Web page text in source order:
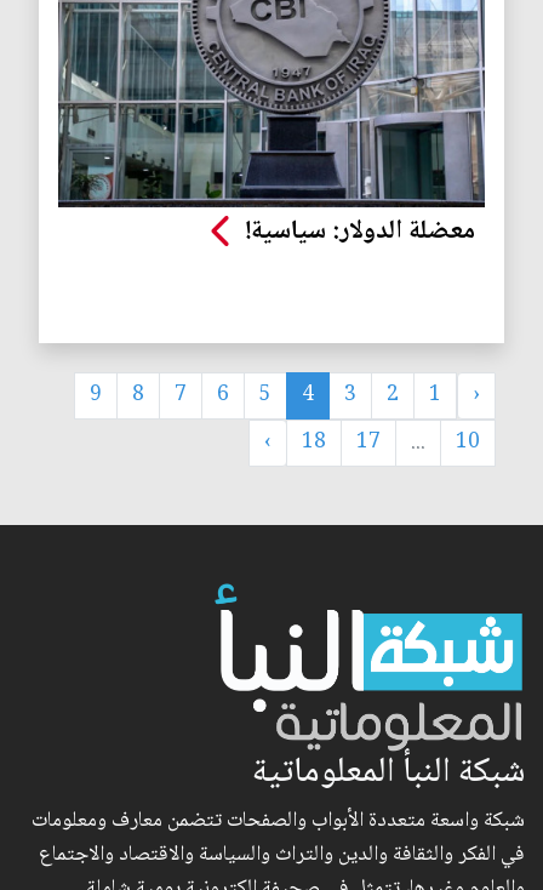
معضلة الدولار: سياسية!
‹
1
2
3
4
5
6
7
8
9
10
...
17
18
›
شبكة النبأ المعلوماتية
شبكة واسعة متعددة الأبواب والصفحات تتضمن معارف ومعلومات
في الفكر والثقافة والدين والتراث والسياسة والاقتصاد والاجتماع